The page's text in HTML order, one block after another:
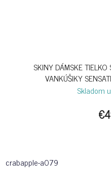
SKINY DÁMSKE TIELKO
VANKÚŠIKY
Skladom
crabapple-a079